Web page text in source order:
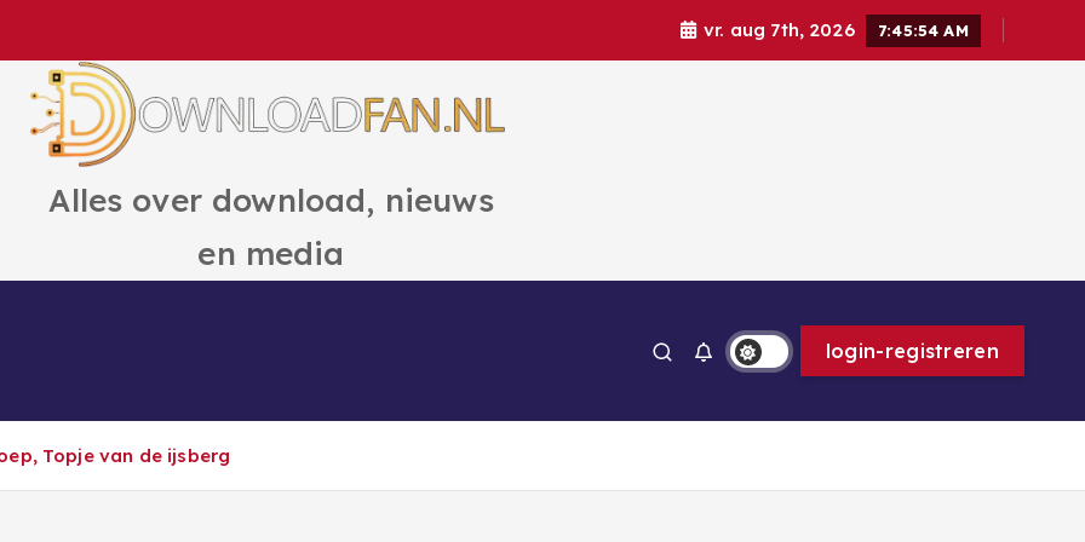
vr. aug 7th, 2026 7:45:55 AM
Alles over download, nieuws
en media
login-registreren
Topje van de ijsberg